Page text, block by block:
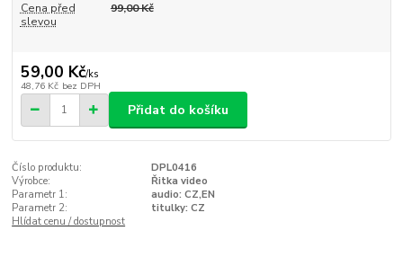
Cena před
slevou
99,00 Kč
59,00 Kč/ks
48,76 Kč bez DPH
Přidat do košíku
Číslo produktu:
DPL0416
Výrobce:
Řitka video
Parametr 1:
audio: CZ,EN
Parametr 2:
titulky: CZ
Hlídat cenu / dostupnost